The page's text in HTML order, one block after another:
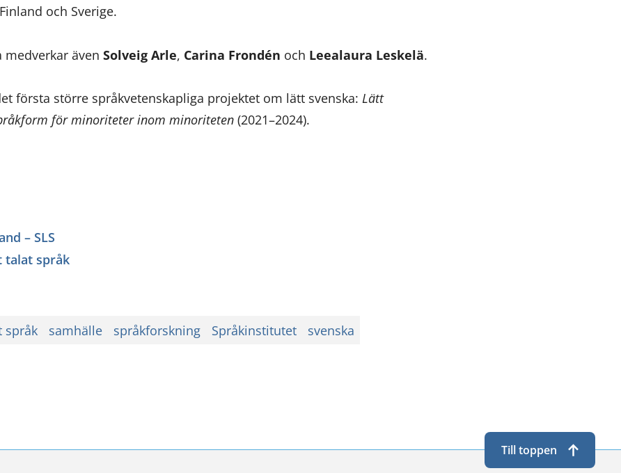
och Sverige.
även Solveig Arle, Carina Frondén och Leealaura Leskelä.
första större språkvetenskapliga projektet om lätt svenska: Lätt
för minoriteter inom minoriteten(2021–2024).
– SLS
talat språk
språk samhälle språkforskning Språkinstitutet svenska
Till toppen